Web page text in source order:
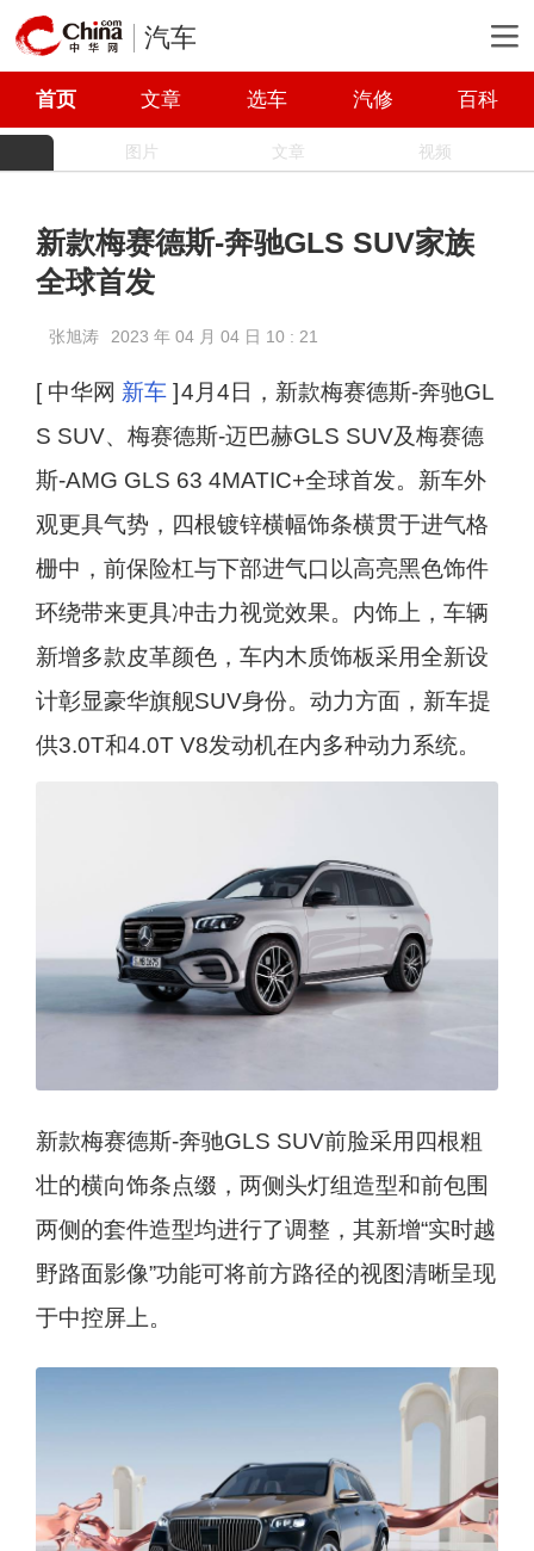
汽车
首页 文章 选车 汽修 百科
图片 文章 视频
新款梅赛德斯-奔驰GLS SUV家族
全球首发
张旭涛 2023 年 04 月 04 日 10 : 21
[ 中华网 新车] 4月4日，新款梅赛德斯-奔驰GL
S SUV、梅赛德斯-迈巴赫GLS SUV及梅赛德
斯-AMG GLS 63 4MATIC+全球首发。新车外
观更具气势，四根镀锌横幅饰条横贯于进气格
栅中，前保险杠与下部进气口以高亮黑色饰件
环绕带来更具冲击力视觉效果。内饰上，车辆
新增多款皮革颜色，车内木质饰板采用全新设
计彰显豪华旗舰SUV身份。动力方面，新车提
供3.0T和4.0T V8发动机在内多种动力系统。
新款梅赛德斯-奔驰GLS SUV前脸采用四根粗
壮的横向饰条点缀，两侧头灯组造型和前包围
两侧的套件造型均进行了调整，其新增“实时越
野路面影像”功能可将前方路径的视图清晰呈现
于中控屏上。